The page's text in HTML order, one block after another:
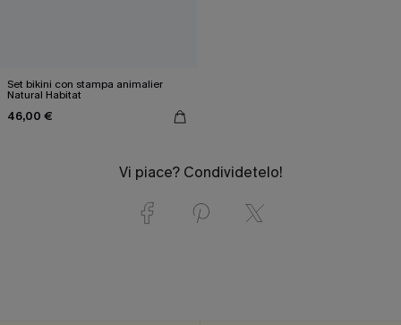
Set bikini con stampa animalier
Natural Habitat
46,00 €
Vi piace? Condividetelo!